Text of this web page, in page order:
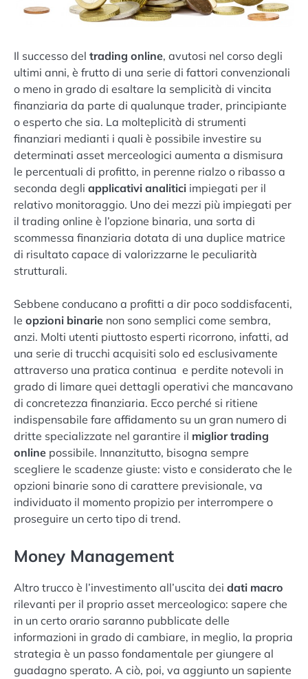
Il successo del trading online, avutosi nel corso degli
ultimi anni, è frutto di una serie di fattori convenzionali
o meno in grado di esaltare la semplicità di vincita
finanziaria da parte di qualunque trader, principiante
o esperto che sia. La molteplicità di strumenti
finanziari medianti i quali è possibile investire su
determinati asset merceologici aumenta a dismisura
le percentuali di profitto, in perenne rialzo o ribasso a
seconda degli applicativi analitici impiegati per il
relativo monitoraggio. Uno dei mezzi più impiegati per
il trading online è l’opzione binaria, una sorta di
scommessa finanziaria dotata di una duplice matrice
di risultato capace di valorizzarne le peculiarità
strutturali.
Sebbene conducano a profitti a dir poco soddisfacenti,
le opzioni binarie non sono semplici come sembra,
anzi. Molti utenti piuttosto esperti ricorrono, infatti, ad
una serie di trucchi acquisiti solo ed esclusivamente
attraverso una pratica continua e perdite notevoli in
grado di limare quei dettagli operativi che mancavano
di concretezza finanziaria. Ecco perché si ritiene
indispensabile fare affidamento su un gran numero di
dritte specializzate nel garantire il miglior trading
online possibile. Innanzitutto, bisogna sempre
scegliere le scadenze giuste: visto e considerato che le
opzioni binarie sono di carattere previsionale, va
individuato il momento propizio per interrompere o
proseguire un certo tipo di trend.
Money Management
Altro trucco è l’investimento all’uscita dei dati macro
rilevanti per il proprio asset merceologico: sapere che
in un certo orario saranno pubblicate delle
informazioni in grado di cambiare, in meglio, la propria
strategia è un passo fondamentale per giungere al
guadagno sperato. A ciò, poi, va aggiunto un sapiente